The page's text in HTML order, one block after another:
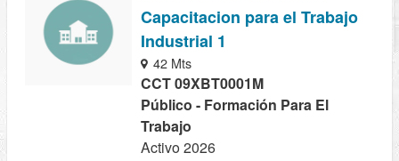
Capacitacion para el Trabajo
Industrial 1
42 Mts
CCT 09XBT0001M
Público - Formación Para El
Trabajo
Activo 2026